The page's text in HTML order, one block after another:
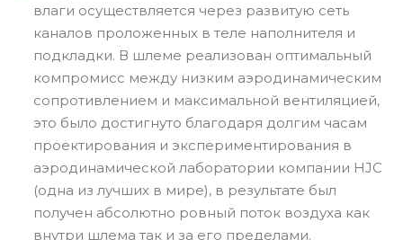
влаги осуществляется через развитую сеть
каналов проложенных в теле наполнителя и
подкладки. В шлеме реализован оптимальный
компромисс между низким аэродинамическим
сопротивлением и максимальной вентиляцией,
это было достигнуто благодаря долгим часам
проектирования и экспериментирования в
аэродинамической лаборатории компании HJC
(одна из лучших в мире), в результате был
получен абсолютно ровный поток воздуха как
внутри шлема так и за его пределами.